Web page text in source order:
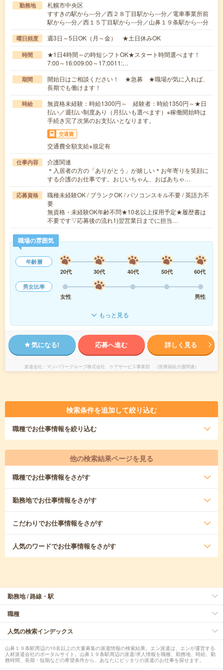
勤務地
札幌市中央区
すすきの駅から---分／西２８丁目駅から---分／電車事業所前
駅から---分／西１５丁目駅から---分／山鼻１９条駅から---分
曜日頻度 週3日～5日OK（月～金） ★土日休みOK
時間
★1日4時間～の時短シフトOK★スタート時間選べます！
7:00～16:009:00～17:0011:…
期間
開始日はご相談ください！ ★急募 ★職場が気に入れば、
長期でも働けます！
時給
無資格未経験：時給1300円～ 経験者：時給1350円～★日
払い／週払い制度あり（月払いも選べます）※稼働開始時は
手続き完了次第のお支払いとなります。
交通費
交通費全額支給※規定有
仕事内容
介護関連
＊入居者の方の「ありがとう」が嬉しい＊お年寄りを笑顔に
する介護のお仕事です。おじいちゃん、おばあちゃ…
応募資格
職種未経験OK / ブランクOK / パソコンスキル不要 / 英語力不
要
無資格・未経験OK年齢不問★10名以上採用予定★履歴書は
不要です▽応募後の流れ1)翌営業日までに担当…
職場の雰囲気
年齢層
20代
30代 40代 50代
60代
男女比率
女性
男性
もっと見る
気になる! 応募へ進む 詳しく見る
派遣会社 マンパワーグループ株式会社 ケアサービス事業部 （医療福祉介護関連）
検索条件を追加して絞り込む
職種でお仕事情報を絞り込む
他の検索結果ページを見る
職種でお仕事情報をさがす
勤務地でお仕事情報をさがす
こだわりでお仕事情報をさがす
人気のワードでお仕事情報をさがす
勤務地 / 路線・駅
職種
人気の検索インデックス
山鼻１９条駅周辺の10名以上の大量募集の派遣情報の検索結果。エン派遣は、エンが運営する
人材派遣会社のポータルサイト。山鼻１９条駅周辺の派遣/求人情報を職種、勤務地、時給、勤
務時間、長期・短期などの希望条件から、あなたにピッタリの派遣のお仕事を探せます。